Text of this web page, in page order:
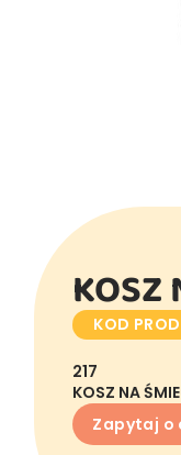
KOSZ
KOD
217
KOSZ NA
Zapytaj o